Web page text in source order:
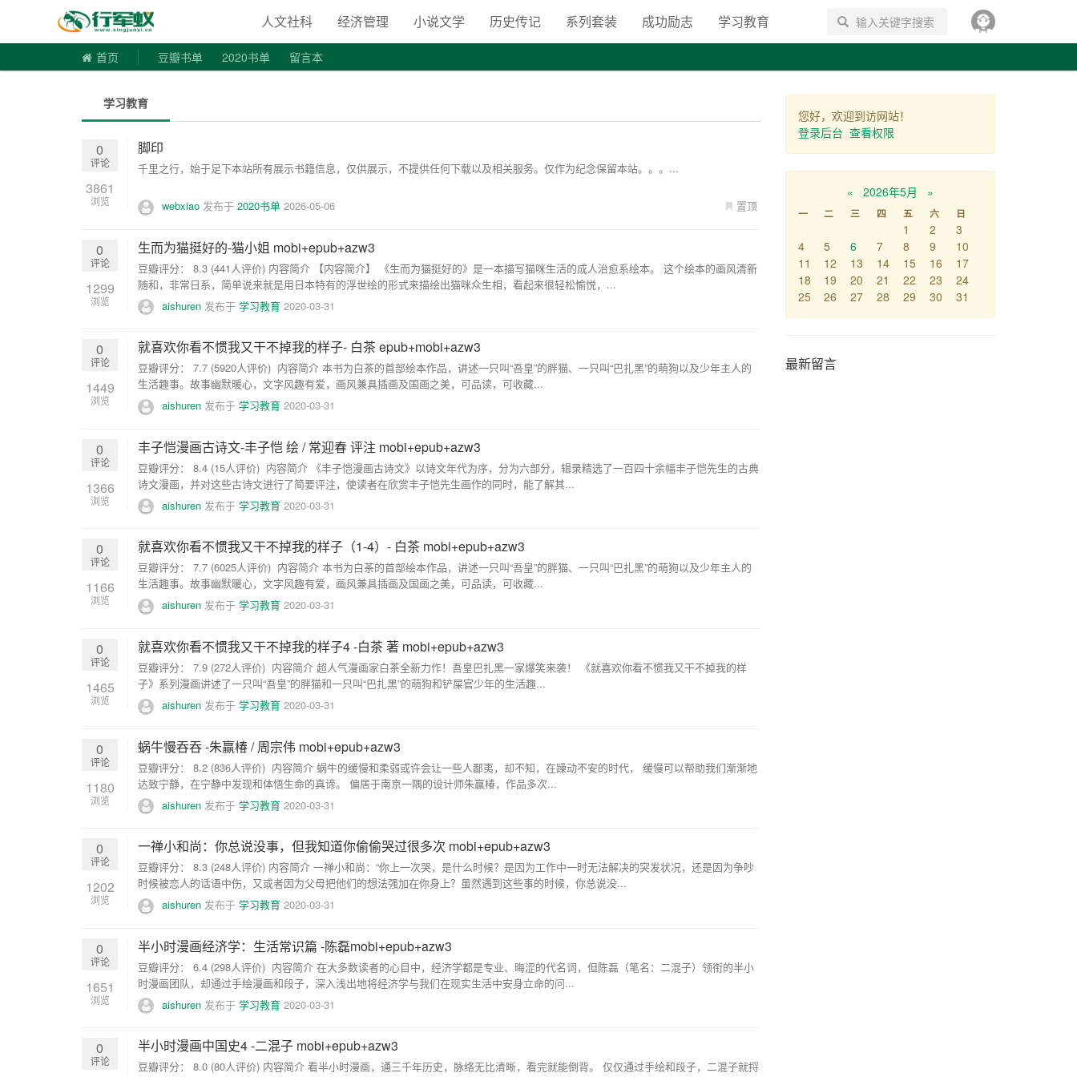
寻书令|走向自由之路
人文社科 经济管理 小说文学 历史传记 系列套装 成功励志 学习教育 搜索
首页 豆瓣书单 2020书单 留言本
学习教育
0
评论
3861
浏览
脚印
千里之行，始于足下本站所有展示书籍信息，仅供展示，不提供任何下载以及相关服务。仅作为纪念保留本站。。。...
置顶
webxiao 发布于 2020书单 2026-05-06
0
评论
1299
浏览
生而为猫挺好的-猫小姐 mobi+epub+azw3
豆瓣评分： 8.3 (441人评价) 内容简介 【内容简介】 《生而为猫挺好的》是一本描写猫咪生活的成人治愈系绘本。 这个绘本的画风清新
随和，非常日系，简单说来就是用日本特有的浮世绘的形式来描绘出猫咪众生相，看起来很轻松愉悦，...
aishuren 发布于 学习教育 2020-03-31
0
评论
1449
浏览
就喜欢你看不惯我又干不掉我的样子- 白茶 epub+mobi+azw3
豆瓣评分： 7.7 (5920人评价) 内容简介 本书为白茶的首部绘本作品，讲述一只叫“吾皇”的胖猫、一只叫“巴扎黑”的萌狗以及少年主人的
生活趣事。故事幽默暖心，文字风趣有爱，画风兼具插画及国画之美，可品读，可收藏...
aishuren 发布于 学习教育 2020-03-31
0
评论
1366
浏览
丰子恺漫画古诗文-丰子恺 绘 / 常迎春 评注 mobi+epub+azw3
豆瓣评分： 8.4 (15人评价) 内容简介 《丰子恺漫画古诗文》以诗文年代为序，分为六部分，辑录精选了一百四十余幅丰子恺先生的古典
诗文漫画，并对这些古诗文进行了简要评注，使读者在欣赏丰子恺先生画作的同时，能了解其...
aishuren 发布于 学习教育 2020-03-31
0
评论
1166
浏览
就喜欢你看不惯我又干不掉我的样子（1-4）- 白茶 mobi+epub+azw3
豆瓣评分： 7.7 (6025人评价) 内容简介 本书为白茶的首部绘本作品，讲述一只叫“吾皇”的胖猫、一只叫“巴扎黑”的萌狗以及少年主人的
生活趣事。故事幽默暖心，文字风趣有爱，画风兼具插画及国画之美，可品读，可收藏...
aishuren 发布于 学习教育 2020-03-31
0
评论
1465
浏览
就喜欢你看不惯我又干不掉我的样子4 -白茶 著 mobi+epub+azw3
豆瓣评分： 7.9 (272人评价) 内容简介 超人气漫画家白茶全新力作！吾皇巴扎黑一家爆笑来袭！ 《就喜欢你看不惯我又干不掉我的样
子》系列漫画讲述了一只叫“吾皇”的胖猫和一只叫“巴扎黑”的萌狗和铲屎官少年的生活趣...
aishuren 发布于 学习教育 2020-03-31
0
评论
1180
浏览
蜗牛慢吞吞 -朱赢椿 / 周宗伟 mobi+epub+azw3
豆瓣评分： 8.2 (836人评价) 内容简介 蜗牛的缓慢和柔弱或许会让一些人鄙夷，却不知，在躁动不安的时代， 缓慢可以帮助我们渐渐地
达致宁静，在宁静中发现和体悟生命的真谛。 偏居于南京一隅的设计师朱赢椿，作品多次...
aishuren 发布于 学习教育 2020-03-31
0
评论
1202
浏览
一禅小和尚：你总说没事，但我知道你偷偷哭过很多次 mobi+epub+azw3
豆瓣评分： 8.3 (248人评价) 内容简介 一禅小和尚：“你上一次哭，是什么时候？是因为工作中一时无法解决的突发状况，还是因为争吵
时候被恋人的话语中伤，又或者因为父母把他们的想法强加在你身上？虽然遇到这些事的时候，你总说没...
aishuren 发布于 学习教育 2020-03-31
0
评论
1651
浏览
半小时漫画经济学：生活常识篇 -陈磊mobi+epub+azw3
豆瓣评分： 6.4 (298人评价) 内容简介 在大多数读者的心目中，经济学都是专业、晦涩的代名词，但陈磊（笔名：二混子）领衔的半小
时漫画团队，却通过手绘漫画和段子，深入浅出地将经济学与我们在现实生活中安身立命的问...
aishuren 发布于 学习教育 2020-03-31
0
评论
半小时漫画中国史4 -二混子 mobi+epub+azw3
豆瓣评分： 8.0 (80人评价) 内容简介 看半小时漫画，通三千年历史，脉络无比清晰，看完就能倒背。 仅仅通过手绘和段子，二混子就捋
您好，欢迎到访网站！
登录后台 查看权限
« 2026年5月 »
一 二 三 四 五 六 日
1 2
3
4
5 6 7 8 9
10
11
12 13 14 15 16
17
18
19 20 21 22 23
24
25
26 27 28 29 30 31
最新留言